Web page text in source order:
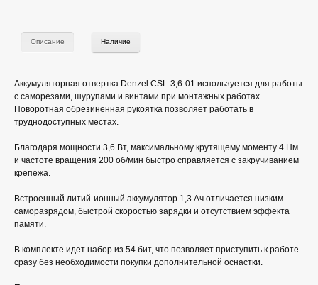
Описание Наличие
Аккумуляторная отвертка Denzel CSL-3,6-01 используется для работы
с саморезами, шурупами и винтами при монтажных работах.
Поворотная обрезиненная рукоятка позволяет работать в
труднодоступных местах.
Благодаря мощности 3,6 Вт, максимальному крутящему моменту 4 Нм
и частоте вращения 200 об/мин быстро справляется с закручиванием
крепежа.
Встроенный литий-ионный аккумулятор 1,3 Ач отличается низким
саморазрядом, быстрой скоростью зарядки и отсутствием эффекта
памяти.
В комплекте идет набор из 54 бит, что позволяет приступить к работе
сразу без необходимости покупки дополнительной оснастки.